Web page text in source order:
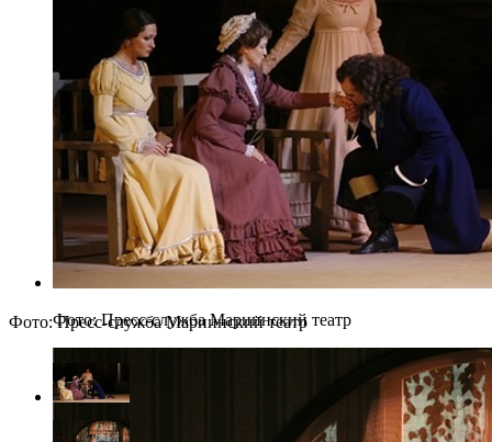
Фото: Пресс-служба Мариинский театр
Фото: Пресс-служба Мариинский театр